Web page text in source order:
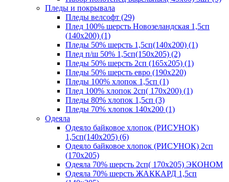
Пледы и покрывала
Пледы велсофт (29)
Плед 100% шерсть Новозеландская 1,5сп
(140х200) (1)
Пледы 50% шерсть 1,5сп(140х200) (1)
Плед п/ш 50% 1,5сп(150х205) (2)
Пледы 50% шерсть 2сп (165х205) (1)
Пледы 50% шерсть евро (190х220)
Пледы 100% хлопок 1,5сп (1)
Плед 100% хлопок 2сп( 170х200) (1)
Пледы 80% хлопок 1,5сп (3)
Пледы 70% хлопок 140х200 (1)
Одеяла
Одеяло байковое хлопок (РИСУНОК)
1,5сп(140х205) (6)
Одеяло байковое хлопок (РИСУНОК) 2сп
(170х205)
Одеяла 70% шерсть 2сп( 170х205) ЭКОНОМ
Одеяла 70% шерсть ЖАККАРД 1,5сп